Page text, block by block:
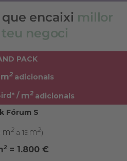
que encaixi millor
negoci
PACK
m2 adicionals
/ m2 adicionals
Fórum S
m 2 a 19m 2)
2= 1.800 €